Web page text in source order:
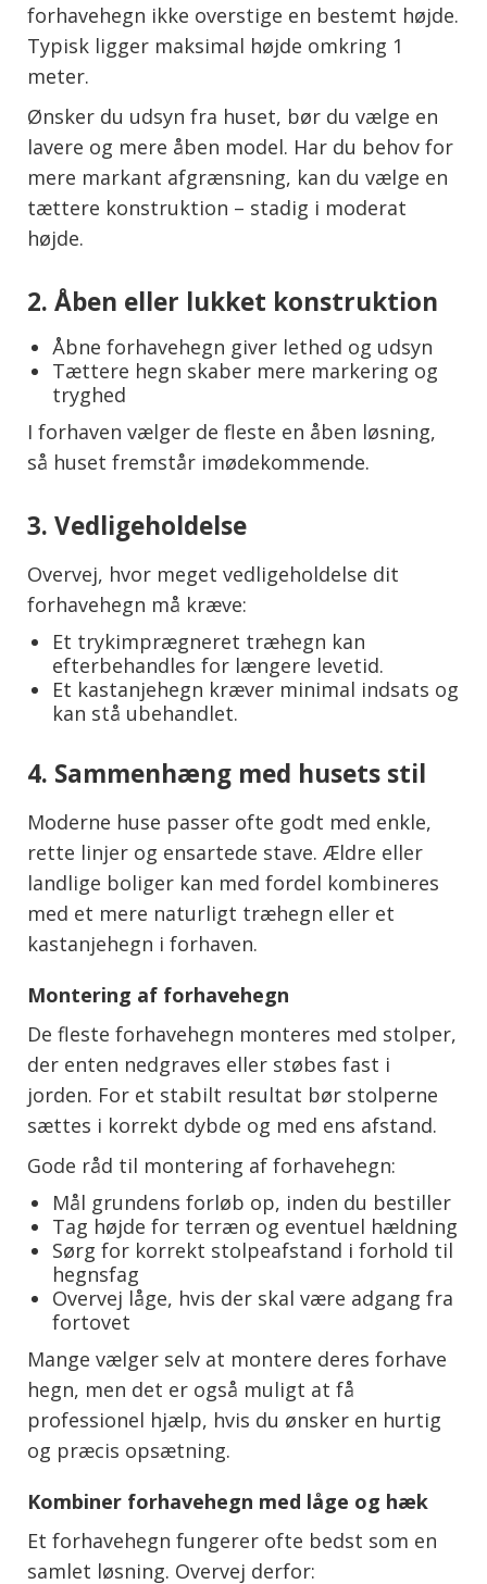
forhavehegn ikke overstige en bestemt højde.
Typisk ligger maksimal højde omkring 1
meter.
Ønsker du udsyn fra huset, bør du vælge en
lavere og mere åben model. Har du behov for
mere markant afgrænsning, kan du vælge en
tættere konstruktion – stadig i moderat
højde.
2. Åben eller lukket konstruktion
Åbne forhavehegn giver lethed og udsyn
Tættere hegn skaber mere markering og
tryghed
I forhaven vælger de fleste en åben løsning,
så huset fremstår imødekommende.
3. Vedligeholdelse
Overvej, hvor meget vedligeholdelse dit
forhavehegn må kræve:
Et trykimprægneret træhegn kan
efterbehandles for længere levetid.
Et kastanjehegn kræver minimal indsats og
kan stå ubehandlet.
4. Sammenhæng med husets stil
Moderne huse passer ofte godt med enkle,
rette linjer og ensartede stave. Ældre eller
landlige boliger kan med fordel kombineres
med et mere naturligt træhegn eller et
kastanjehegn i forhaven.
Montering af forhavehegn
De fleste forhavehegn monteres med stolper,
der enten nedgraves eller støbes fast i
jorden. For et stabilt resultat bør stolperne
sættes i korrekt dybde og med ens afstand.
Gode råd til montering af forhavehegn:
Mål grundens forløb op, inden du bestiller
Tag højde for terræn og eventuel hældning
Sørg for korrekt stolpeafstand i forhold til
hegnsfag
Overvej låge, hvis der skal være adgang fra
fortovet
Mange vælger selv at montere deres forhave
hegn, men det er også muligt at få
professionel hjælp, hvis du ønsker en hurtig
og præcis opsætning.
Kombiner forhavehegn med låge og hæk
Et forhavehegn fungerer ofte bedst som en
samlet løsning. Overvej derfor: